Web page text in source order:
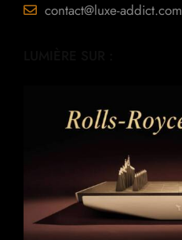
contact@luxe-addict.com